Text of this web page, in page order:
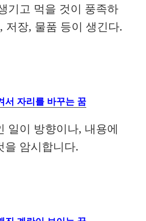
기고 먹을 것이 풍족하
저장, 물품 등이 생긴다.
서 자리를 바꾸는 꿈
일이 방향이나, 내용에
을 암시합니다.